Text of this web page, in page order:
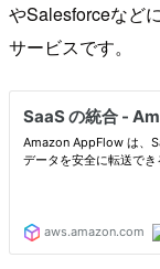
やSalesforceなど
サービスです。